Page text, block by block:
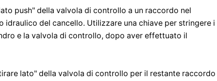
push" della valvola di controllo a un raccordo nel
idraulico del cancello. Utilizzare una chiave per stringere i
e la valvola di controllo, dopo aver effettuato il
lato" della valvola di controllo per il restante raccordo